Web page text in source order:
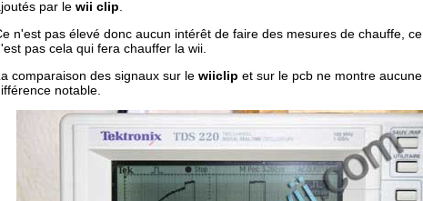
par le wii clip
n'est pas élevé donc aucun intérêt de faire des mesures de chauffe, ce
pas cela qui fera chauffer la wii.
comparaison des signaux sur le wiiclip et sur le pcb ne montre aucune
notable.